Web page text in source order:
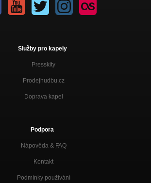
Služby pro kapely
Presskity
Prodejhudbu.cz
Doprava kapel
Podpora
Nápověda & FAQ
Kontakt
Podmínky používání